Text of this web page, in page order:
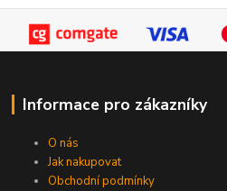
Informace pro zákazníky
O nás
Jak nakupovat
Obchodní podmínky